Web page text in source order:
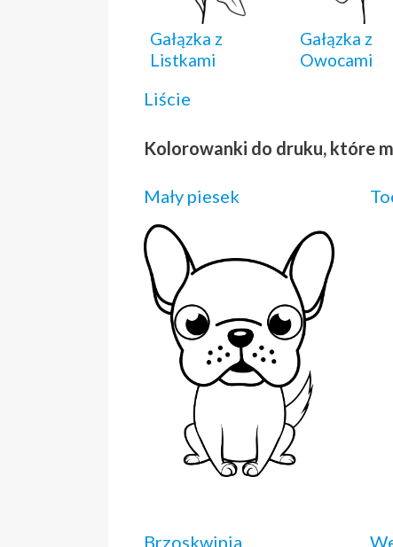
Gałązka z
Listkami
Gałązka z
Owocami
Liście
Kolorowanki do druku, które
Mały piesek
Brzoskwinia